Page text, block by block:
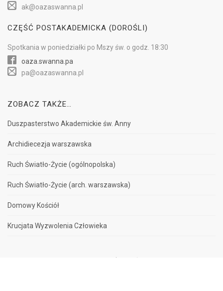
ak@oazaswanna.pl
CZĘŚĆ POSTAKADEMICKA (DOROŚLI)
Spotkania w poniedziałki po Mszy św. o godz. 18:30
oaza.swanna.pa
pa@oazaswanna.pl
ZOBACZ TAKŻE…
Duszpasterstwo Akademickie św. Anny
Archidiecezja warszawska
Ruch Światło-Życie (ogólnopolska)
Ruch Światło-Życie (arch. warszawska)
Domowy Kościół
Krucjata Wyzwolenia Człowieka